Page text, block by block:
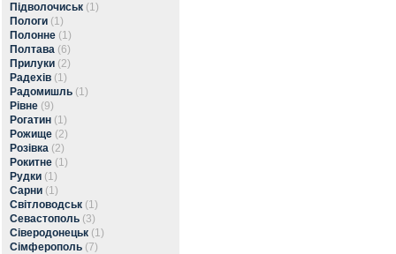
Підволочиськ (1)
Пологи (1)
Полонне (1)
Полтава (6)
Прилуки (2)
Радехів (1)
Радомишль (1)
Рівне (9)
Рогатин (1)
Рожище (2)
Розівка (2)
Рокитне (1)
Рудки (1)
Сарни (1)
Світловодськ (1)
Севастополь (3)
Сіверодонецьк (1)
Сімферополь (7)